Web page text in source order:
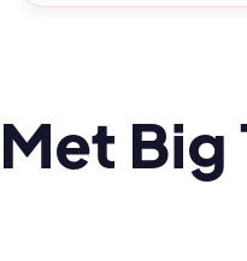
Met Big